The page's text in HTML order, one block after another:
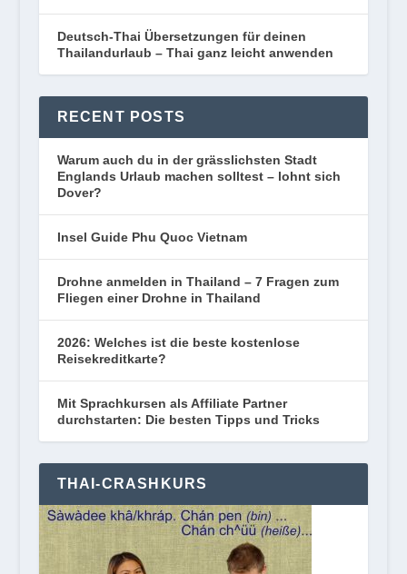
Deutsch-Thai Übersetzungen für deinen
Thailandurlaub – Thai ganz leicht anwenden
RECENT POSTS
Warum auch du in der grässlichsten Stadt
Englands Urlaub machen solltest – lohnt sich
Dover?
Insel Guide Phu Quoc Vietnam
Drohne anmelden in Thailand – 7 Fragen zum
Fliegen einer Drohne in Thailand
2026: Welches ist die beste kostenlose
Reisekreditkarte?
Mit Sprachkursen als Affiliate Partner
durchstarten: Die besten Tipps und Tricks
THAI-CRASHKURS